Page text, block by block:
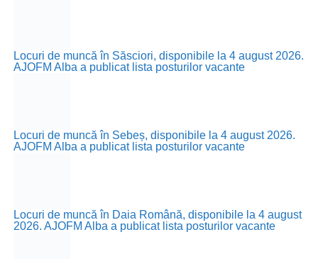
Locuri de muncă în Săsciori, disponibile la 4 august 2026.
AJOFM Alba a publicat lista posturilor vacante
Locuri de muncă în Sebeș, disponibile la 4 august 2026.
AJOFM Alba a publicat lista posturilor vacante
Locuri de muncă în Daia Română, disponibile la 4 august
2026. AJOFM Alba a publicat lista posturilor vacante